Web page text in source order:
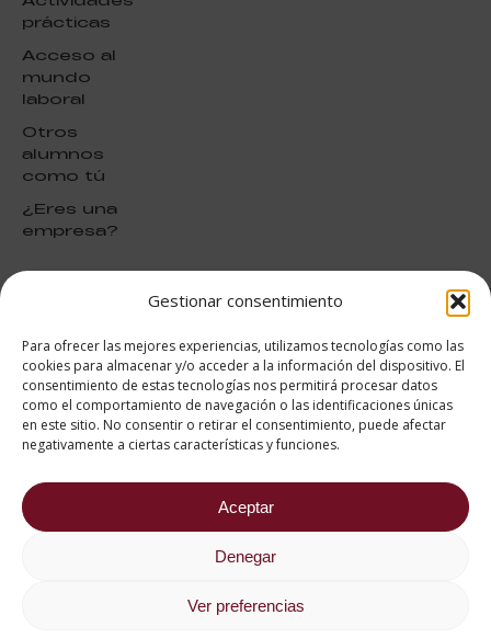
Gestionar consentimiento
Para ofrecer las mejores experiencias, utilizamos tecnologías como las
cookies para almacenar y/o acceder a la información del dispositivo. El
consentimiento de estas tecnologías nos permitirá procesar datos
como el comportamiento de navegación o las identificaciones únicas
en este sitio. No consentir o retirar el consentimiento, puede afectar
negativamente a ciertas características y funciones.
Aceptar
Denegar
Ver preferencias
prácticas
Acceso al
mundo
laboral
Otros
alumnos
como tú
¿Eres una
empresa?
puntuación para ESAH
basado en
Valoraciones soportado por
eKomi
2026 ® Estudios Superiores
Política de cookies